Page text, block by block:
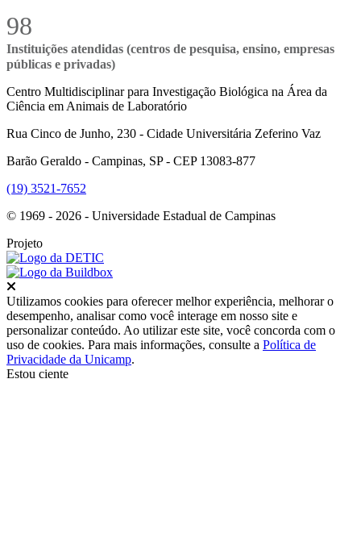
98
Instituições atendidas (centros de pesquisa, ensino, empresas
públicas e privadas)
Centro Multidisciplinar para Investigação Biológica na Área da
Ciência em Animais de Laboratório
Rua Cinco de Junho, 230 - Cidade Universitária Zeferino Vaz
Barão Geraldo - Campinas, SP - CEP 13083-877
(19) 3521-7652
© 1969 - 2026 - Universidade Estadual de Campinas
Projeto
Utilizamos cookies para oferecer melhor experiência, melhorar o
desempenho, analisar como você interage em nosso site e
personalizar conteúdo. Ao utilizar este site, você concorda com o
uso de cookies. Para mais informações, consulte a Política de
Privacidade da Unicamp.
Estou ciente